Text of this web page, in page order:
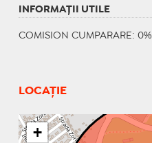
INFORMAŢII UTILE
COMISION CUMPARARE: 0%
LOCAȚIE
+